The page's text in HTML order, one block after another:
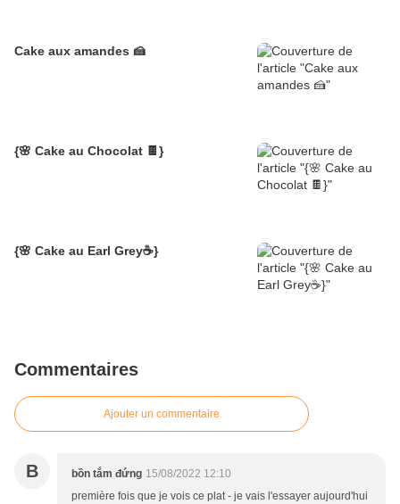
Cake aux amandes 🍰
{🌸 Cake au Chocolat 🍫}
{🌸 Cake au Earl Grey☕️}
Commentaires
Ajouter un commentaire
B bồn tắm đứng 15/08/2022 12:10
première fois que je vois ce plat - je vais l'essayer aujourd'hui